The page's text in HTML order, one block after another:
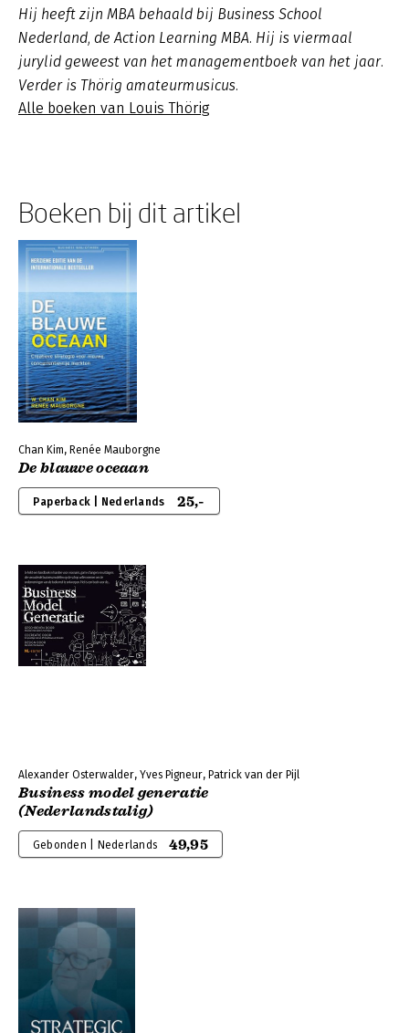
Hij heeft zijn MBA behaald bij Business School
Nederland, de Action Learning MBA. Hij is viermaal
jurylid geweest van het managementboek van het jaar.
Verder is Thörig amateurmusicus.
Alle boeken van Louis Thörig
Boeken bij dit artikel
Chan Kim, Renée Mauborgne
De blauwe oceaan
Paperback | Nederlands 25,-
Alexander Osterwalder, Yves Pigneur, Patrick van der Pijl
Business model generatie
(Nederlandstalig)
Gebonden | Nederlands 49,95